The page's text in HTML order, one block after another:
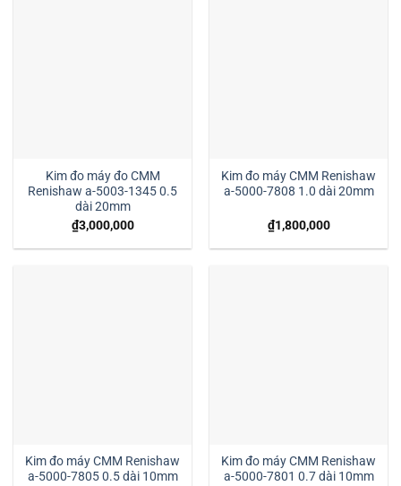
Kim đo máy đo CMM
Renishaw a-5003-1345 0.5
dài 20mm
₫3,000,000
Kim đo máy CMM Renishaw
a-5000-7808 1.0 dài 20mm
₫1,800,000
Kim đo máy CMM Renishaw
a-5000-7805 0.5 dài 10mm
Kim đo máy CMM Renishaw
a-5000-7801 0.7 dài 10mm